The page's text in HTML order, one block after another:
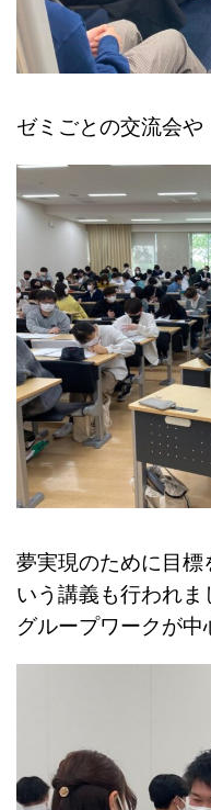
ゼミごとの交流会や
夢実現のために目標
いう講義も行われま
グループワークが中